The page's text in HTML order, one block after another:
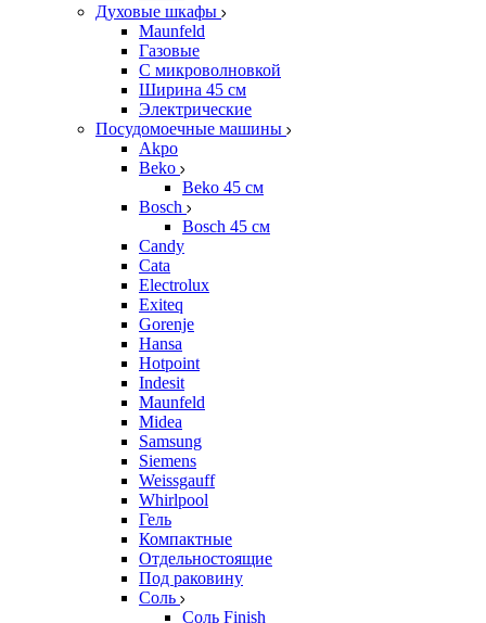
Духовые шкафы
Maunfeld
Газовые
С микроволновкой
Ширина 45 см
Электрические
Посудомоечные машины
Akpo
Beko
Beko 45 см
Bosch
Bosch 45 см
Candy
Cata
Electrolux
Exiteq
Gorenje
Hansa
Hotpoint
Indesit
Maunfeld
Midea
Samsung
Siemens
Weissgauff
Whirlpool
Гель
Компактные
Отдельностоящие
Под раковину
Соль
Соль Finish